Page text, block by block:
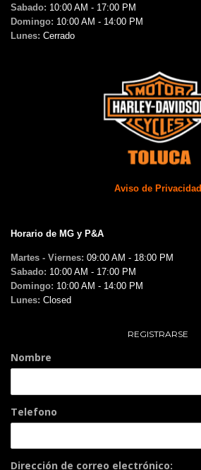
Sabado: 10:00 AM - 17:00 PM
Domingo: 10:00 AM - 14:00 PM
Lunes: Cerrado
Aviso de Privacidad
Horario de MG y P&A
Martes - Viernes: 09:00 AM - 18:00 PM
Sabado: 10:00 AM - 17:00 PM
Domingo: 10:00 AM - 14:00 PM
Lunes: Closed
REGISTRARSE
Nombre
Telefono
Dirección de correo electrónico: